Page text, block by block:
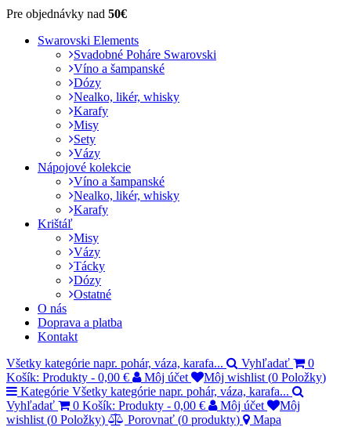
Pre objednávky nad 50€
Swarovski Elements
Svadobné Poháre Swarovski
Víno a šampanské
Dózy
Nealko, likér, whisky
Karafy
Misy
Sety
Vázy
Nápojové kolekcie
Víno a šampanské
Nealko, likér, whisky
Karafy
Krištáľ
Misy
Vázy
Tácky
Dózy
Ostatné
O nás
Doprava a platba
Kontakt
Všetky kategórie napr. pohár, váza, karafa... Vyhľadať
0
Košík: Produkty - 0,00 € Môj účet Môj wishlist (0 Položky)
Kategórie Všetky kategórie napr. pohár, váza, karafa...
Vyhľadať
0 Košík: Produkty - 0,00 € Môj účet
Môj
wishlist (0 Položky) Porovnať (0 produkty) Mapa